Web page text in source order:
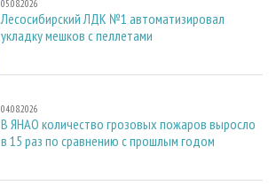
05.08.2026
Лесосибирский ЛДК №1 автоматизировал
укладку мешков с пеллетами
04.08.2026
В ЯНАО количество грозовых пожаров выросло
в 15 раз по сравнению с прошлым годом